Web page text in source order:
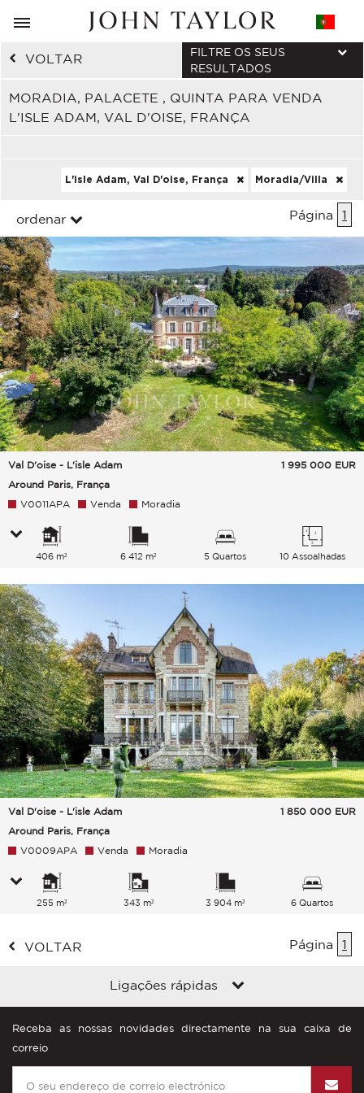
VOLTAR
MORADIA, PALACETE , QUINTA PARA VENDA
L'ISLE ADAM, VAL D'OISE, FRANÇA
FILTRE OS SEUS
RESULTADOS
L'isle Adam, Val D'oise, França Moradia/Villa
ordenar Página 1
Val D'oise - L'isle Adam
Around Paris, França
1 995 000 EUR
V0011APA Venda Moradia
406 m² 6 412 m² 5 Quartos 10 Assoalhadas
Val D'oise - L'isle Adam
Around Paris, França
1 850 000 EUR
V0009APA Venda Moradia
255 m² 343 m² 3 904 m² 6 Quartos
VOLTAR Página 1
Ligações rápidas
Receba as nossas novidades directamente na sua caixa de
correio